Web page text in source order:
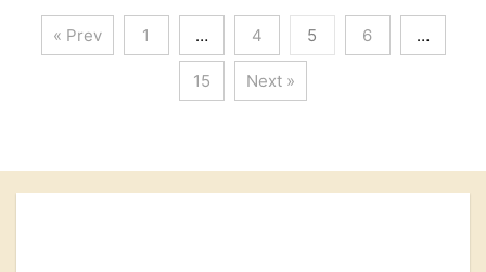
« Prev 1 … 4 5 6 …
15 Next »